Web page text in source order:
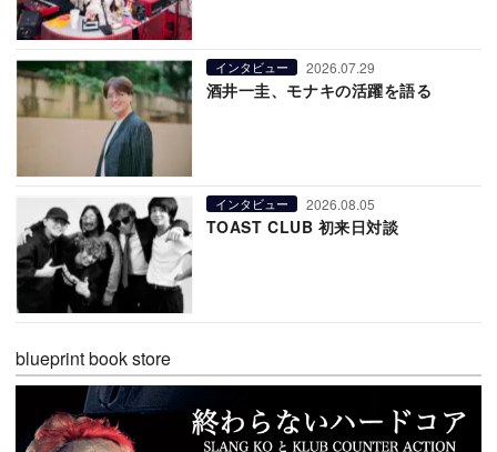
インタビュー 2026.07.29
酒井一圭、モナキの活躍を語る
インタビュー 2026.08.05
TOAST CLUB 初来日対談
blueprint book store